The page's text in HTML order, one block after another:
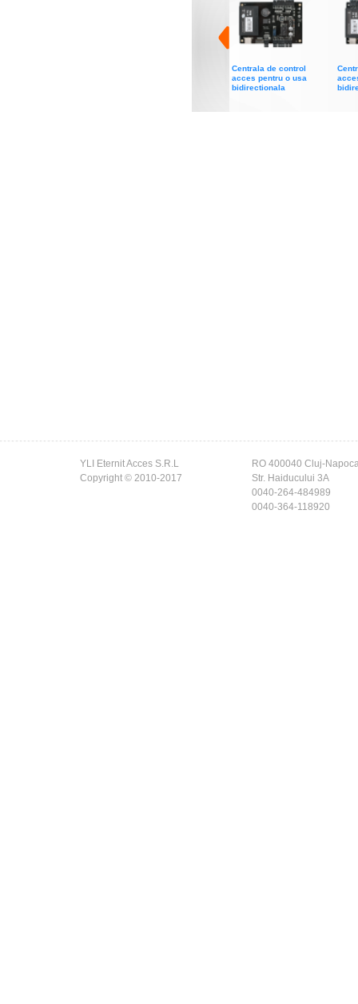
Centrala de control
acces pentru o usa
bidirectionala
YLI Eternit Acces S.R.L
Copyright © 2010-2017
RO 400040 Cluj-
Str. Haiducului 3A
0040-264-484989
0040-364-118920